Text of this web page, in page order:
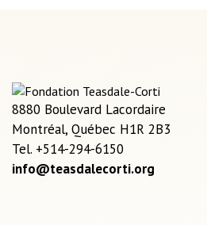
8880 Boulevard Lacordaire
Montréal, Québec H1R 2B3
Tel. +514-294-6150
info@teasdalecorti.org